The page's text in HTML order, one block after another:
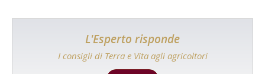
L'Esperto risponde
I consigli di Terra e Vita agli agricoltori